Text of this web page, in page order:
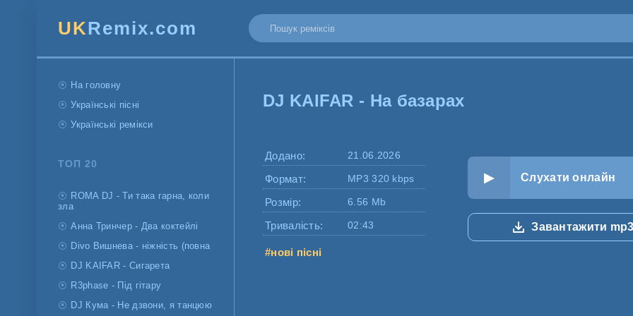
UKRemix.com
На головну
Українські пісні
Українські ремікси
ТОП 20
ROMA DJ - Ти така гарна, коли
зла
Анна Тринчер - Два коктейлі
Divo Вишнева - ніжність (повна
DJ KAIFAR - Сигарета
R3phase - Під гітару
DJ Кума - Не дзвони, я танцюю
DJ KAIFAR - На базарах
Додано: 21.06.2026
Формат: MP3 320 kbps
Розмір: 6.56 Mb
Тривалість: 02:43
#нові пісні
Слухати онлайн
Завантажити